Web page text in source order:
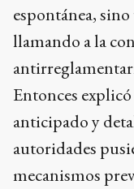
espontánea,
llamando a la
Entonces
anticipado y
autoridades
mecanismos